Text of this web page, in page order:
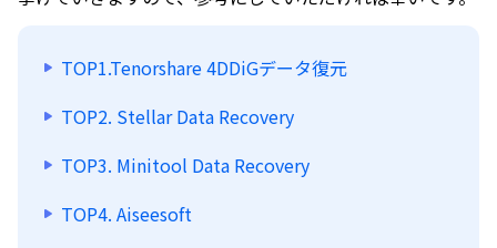
TOP1.Tenorshare 4DDiGデータ復元
TOP2. Stellar Data Recovery
TOP3. Minitool Data Recovery
TOP4. Aiseesoft